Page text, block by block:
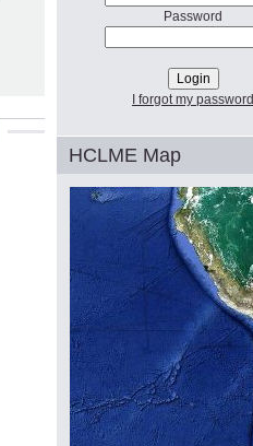
Password
I forgot my password
HCLME Map